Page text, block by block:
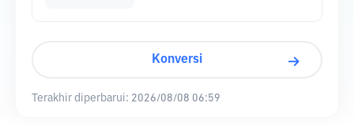
Konversi
Terakhir diperbarui: 2026/08/08 06:59